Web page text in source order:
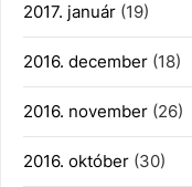
2017. január (19)
2016. december (18)
2016. november (26)
2016. október (30)